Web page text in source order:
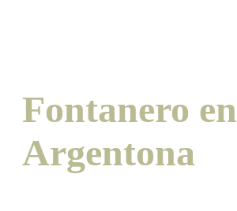
Fontanero en
Argentona